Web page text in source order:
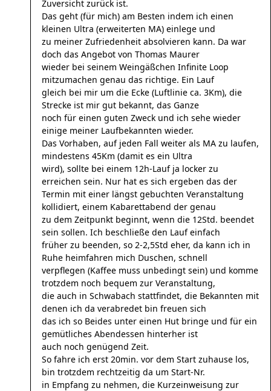
Zuversicht zurück ist.
Das geht (für mich) am Besten indem ich einen
kleinen Ultra (erweiterten MA) einlege und
zu meiner Zufriedenheit absolvieren kann. Da war
doch das Angebot von Thomas Maurer
wieder bei seinem Weingäßchen Infinite Loop
mitzumachen genau das richtige. Ein Lauf
gleich bei mir um die Ecke (Luftlinie ca. 3Km), die
Strecke ist mir gut bekannt, das Ganze
noch für einen guten Zweck und ich sehe wieder
einige meiner Laufbekannten wieder.
Das Vorhaben, auf jeden Fall weiter als MA zu laufen,
mindestens 45Km (damit es ein Ultra
wird), sollte bei einem 12h-Lauf ja locker zu
erreichen sein. Nur hat es sich ergeben das der
Termin mit einer längst gebuchten Veranstaltung
kollidiert, einem Kabarettabend der genau
zu dem Zeitpunkt beginnt, wenn die 12Std. beendet
sein sollen. Ich beschließe den Lauf einfach
früher zu beenden, so 2-2,5Std eher, da kann ich in
Ruhe heimfahren mich Duschen, schnell
verpflegen (Kaffee muss unbedingt sein) und komme
trotzdem noch bequem zur Veranstaltung,
die auch in Schwabach stattfindet, die Bekannten mit
denen ich da verabredet bin freuen sich
das ich so Beides unter einen Hut bringe und für ein
gemütliches Abendessen hinterher ist
auch noch genügend Zeit.
So fahre ich erst 20min. vor dem Start zuhause los,
bin trotzdem rechtzeitig da um Start-Nr.
in Empfang zu nehmen, die Kurzeinweisung zur